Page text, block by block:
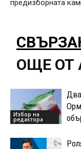
предизборната
ОЩЕ ОТ
Избор на
редактора